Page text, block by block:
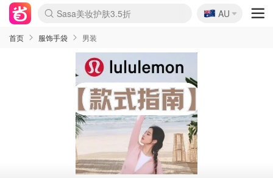
lululemon本周上新
Sasa美妆护肤3.5折
SSENSE年中3折
FreshBeauty好价汇总
Cettire降价+叠9折
Farfetch折上8折
WWS Coles超市实拍
viagogo二手票捡漏
Myer清仓1折起
The Outnet奢牌1折起
David Jones 3折起
Flannels大牌1折
Perfumes Club护肤1折
AMIRO返校季6.2折
Oweek抽奖送Airpods
Amazon折扣汇总
eToro入金$200送$50
Amazon数码好物
ICONIC本周7.5折
ThedoubleF高奢地板价
Moose Knuckles 6折
丝芙兰5折起
EUFY官网3.7折起
Selenichast首饰2折
Trip机票酒店促销
YSL送5件彩妆礼
Amazon家居好物
BIGBANG巡演开票
David Jones时尚3折
Amazon美妆护肤
雅漾大喷$8
过敏原检测盒$33
伊索独家赠50ml沐浴露
科颜氏送高保湿面霜
SEALIFE海洋馆门票6折
丝塔芙大白罐$16
订阅Newsletter送香薰
Cult Beauty 6.8折
Harrods圣诞日历2.3折
LN-CC奢牌私促3折
d'Alba空姐喷雾$16
EVE LOM套装逆天2折
Bernardelli独家4折
Adore Beauty 6折起
CT圣诞日历
Mytheresa奢品2.7折
🇦🇺
AU
首页 服饰手袋 男装